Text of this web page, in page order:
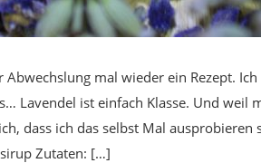
Abwechslung mal wieder ein Rezept.
Lavendel ist einfach Klasse. Und weil
dass ich das selbst Mal ausprobieren
Zutaten: […]